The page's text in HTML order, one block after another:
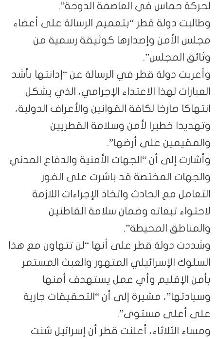
لحركة حماس في العاصمة الدوحة”.
وطالبت دولة قطر “بتعميم الرسالة على أعضاء
مجلس الأمن وإصدارها كوثيقة رسمية من
وثائق المجلس”.
وأعربت دولة قطر في الرسالة عن “إدانتها بأشد
العبارات لهذا الاعتداء الإجرامي، الذي يشكل
انتهاكا صارخا لكافة القوانين والأعراف الدولية،
وتهديدا خطيرا لأمن وسلامة القطريين
والمقيمين على أرضها”.
وأشارت إلى أن “الجهات الأمنية والدفاع المدني
والجهات المختصة قد باشرت على الفور
التعامل مع الحادث واتخاذ الإجراءات اللازمة
لاحتواء تبعاته وضمان سلامة القاطنين
والمناطق المحيطة”.
وشددت دولة قطر على أنها “لن تتهاون مع هذا
السلوك الإسرائيلي المتهور والعبث المستمر
بأمن الإقليم وأي عمل يستهدف أمنها
وسيادتها”، مشيرة إلى أن “التحقيقات جارية
على أعلى مستوى”.
ومساء الثلاثاء، أعلنت قطر أن إسرائيل شنت